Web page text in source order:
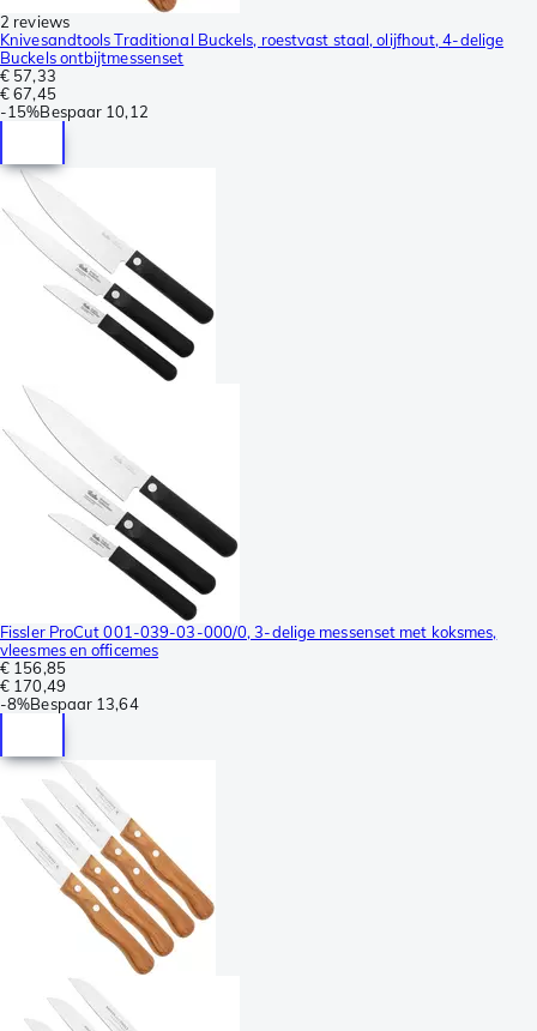
2 reviews
Knivesandtools Traditional Buckels, roestvast staal, olijfhout, 4-delige
Buckels ontbijtmessenset
€ 57,33
€ 67,45
-15%Bespaar 10,12
Fissler ProCut 001-039-03-000/0, 3-delige messenset met koksmes,
vleesmes en officemes
€ 156,85
€ 170,49
-8%Bespaar 13,64